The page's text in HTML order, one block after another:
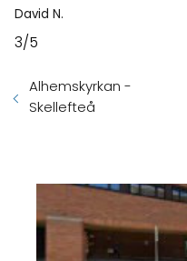
David N.
3/5
Alhemskyrkan -
Skellefteå